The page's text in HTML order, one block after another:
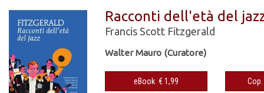
Racconti dell'età del
Francis Scott Fitzgerald
Walter Mauro (Curatore)
eBook € 1,99